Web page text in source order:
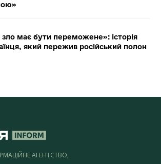
має бути переможене»: історія
який пережив російський полон
АГЕНТСТВО,